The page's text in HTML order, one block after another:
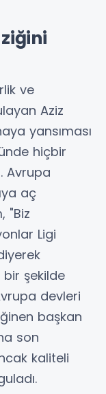
ve
Aziz
yansıması
hiçbir
Avrupa
aç
"Biz
Ligi
bir şekilde
devleri
başkan
son
kaliteli